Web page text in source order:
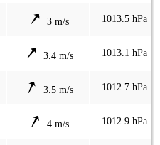
3 m/s 1013.5 hPa
3.4 m/s 1013.1 hPa
3.5 m/s 1012.7 hPa
4 m/s 1012.9 hPa